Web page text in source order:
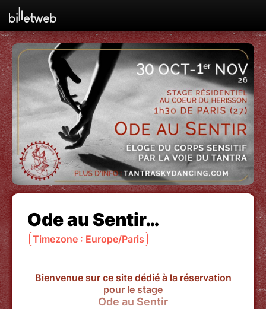
Ode au Sentir…
Timezone : Europe/Paris
Bienvenue sur ce site dédié à la réservation
pour le stage
Ode au Sentir